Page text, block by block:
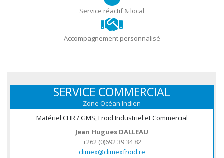
Service réactif & local
Accompagnement personnalisé
SERVICE COMMERCIAL
Zone Océan Indien
Matériel CHR / GMS, Froid Industriel et Commercial
Jean Hugues DALLEAU
+262 (0)692 39 34 82
climex@climexfroid.re